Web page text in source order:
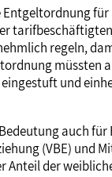
regeln,
müssten
und
auch
(VBE) und
Anteil der